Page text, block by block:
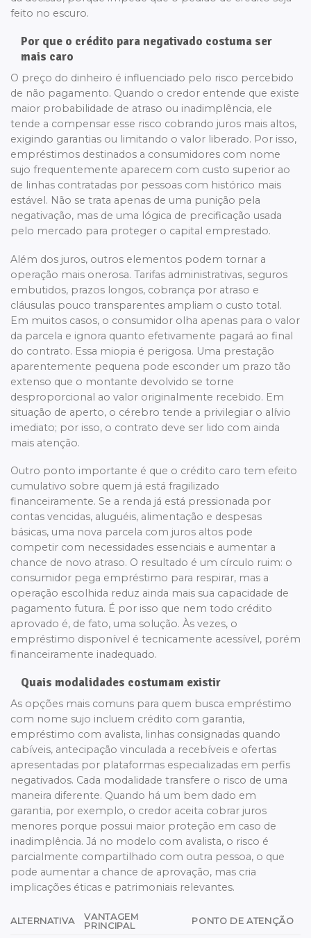
feito no escuro.
Por que o crédito para negativado costuma ser
mais caro
O preço do dinheiro é influenciado pelo risco percebido
de não pagamento. Quando o credor entende que existe
maior probabilidade de atraso ou inadimplência, ele
tende a compensar esse risco cobrando juros mais altos,
exigindo garantias ou limitando o valor liberado. Por isso,
empréstimos destinados a consumidores com nome
sujo frequentemente aparecem com custo superior ao
de linhas contratadas por pessoas com histórico mais
estável. Não se trata apenas de uma punição pela
negativação, mas de uma lógica de precificação usada
pelo mercado para proteger o capital emprestado.
Além dos juros, outros elementos podem tornar a
operação mais onerosa. Tarifas administrativas, seguros
embutidos, prazos longos, cobrança por atraso e
cláusulas pouco transparentes ampliam o custo total.
Em muitos casos, o consumidor olha apenas para o valor
da parcela e ignora quanto efetivamente pagará ao final
do contrato. Essa miopia é perigosa. Uma prestação
aparentemente pequena pode esconder um prazo tão
extenso que o montante devolvido se torne
desproporcional ao valor originalmente recebido. Em
situação de aperto, o cérebro tende a privilegiar o alívio
imediato; por isso, o contrato deve ser lido com ainda
mais atenção.
Outro ponto importante é que o crédito caro tem efeito
cumulativo sobre quem já está fragilizado
financeiramente. Se a renda já está pressionada por
contas vencidas, aluguéis, alimentação e despesas
básicas, uma nova parcela com juros altos pode
competir com necessidades essenciais e aumentar a
chance de novo atraso. O resultado é um círculo ruim: o
consumidor pega empréstimo para respirar, mas a
operação escolhida reduz ainda mais sua capacidade de
pagamento futura. É por isso que nem todo crédito
aprovado é, de fato, uma solução. Às vezes, o
empréstimo disponível é tecnicamente acessível, porém
financeiramente inadequado.
Quais modalidades costumam existir
As opções mais comuns para quem busca empréstimo
com nome sujo incluem crédito com garantia,
empréstimo com avalista, linhas consignadas quando
cabíveis, antecipação vinculada a recebíveis e ofertas
apresentadas por plataformas especializadas em perfis
negativados. Cada modalidade transfere o risco de uma
maneira diferente. Quando há um bem dado em
garantia, por exemplo, o credor aceita cobrar juros
menores porque possui maior proteção em caso de
inadimplência. Já no modelo com avalista, o risco é
parcialmente compartilhado com outra pessoa, o que
pode aumentar a chance de aprovação, mas cria
implicações éticas e patrimoniais relevantes.
ALTERNATIVA
VANTAGEM
PRINCIPAL
PONTO DE ATENÇÃO